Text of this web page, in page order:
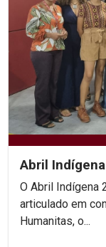
Abril
O Abril Indígena
articulado em
Humanitas, o...